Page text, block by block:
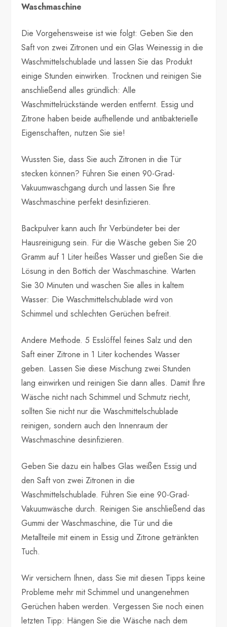
Waschmaschine
Die Vorgehensweise ist wie folgt: Geben Sie den
Saft von zwei Zitronen und ein Glas Weinessig in die
Waschmittelschublade und lassen Sie das Produkt
einige Stunden einwirken. Trocknen und reinigen Sie
anschließend alles gründlich: Alle
Waschmittelrückstände werden entfernt. Essig und
Zitrone haben beide aufhellende und antibakterielle
Eigenschaften, nutzen Sie sie!
Wussten Sie, dass Sie auch Zitronen in die Tür
stecken können? Führen Sie einen 90-Grad-
Vakuumwaschgang durch und lassen Sie Ihre
Waschmaschine perfekt desinfizieren.
Backpulver kann auch Ihr Verbündeter bei der
Hausreinigung sein. Für die Wäsche geben Sie 20
Gramm auf 1 Liter heißes Wasser und gießen Sie die
Lösung in den Bottich der Waschmaschine. Warten
Sie 30 Minuten und waschen Sie alles in kaltem
Wasser: Die Waschmittelschublade wird von
Schimmel und schlechten Gerüchen befreit.
Andere Methode. 5 Esslöffel feines Salz und den
Saft einer Zitrone in 1 Liter kochendes Wasser
geben. Lassen Sie diese Mischung zwei Stunden
lang einwirken und reinigen Sie dann alles. Damit Ihre
Wäsche nicht nach Schimmel und Schmutz riecht,
sollten Sie nicht nur die Waschmittelschublade
reinigen, sondern auch den Innenraum der
Waschmaschine desinfizieren.
Geben Sie dazu ein halbes Glas weißen Essig und
den Saft von zwei Zitronen in die
Waschmittelschublade. Führen Sie eine 90-Grad-
Vakuumwäsche durch. Reinigen Sie anschließend das
Gummi der Waschmaschine, die Tür und die
Metallteile mit einem in Essig und Zitrone getränkten
Tuch.
Wir versichern Ihnen, dass Sie mit diesen Tipps keine
Probleme mehr mit Schimmel und unangenehmen
Gerüchen haben werden. Vergessen Sie noch einen
letzten Tipp: Hängen Sie die Wäsche nach dem